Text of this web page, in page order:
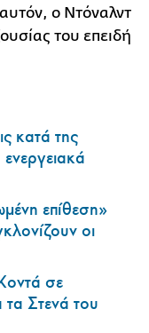
ο Ντόναλντ
του επειδή
κατά της
επίθεση»
οι
σε
Στενά του